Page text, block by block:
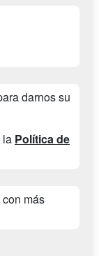
darnos su
la Política de
más